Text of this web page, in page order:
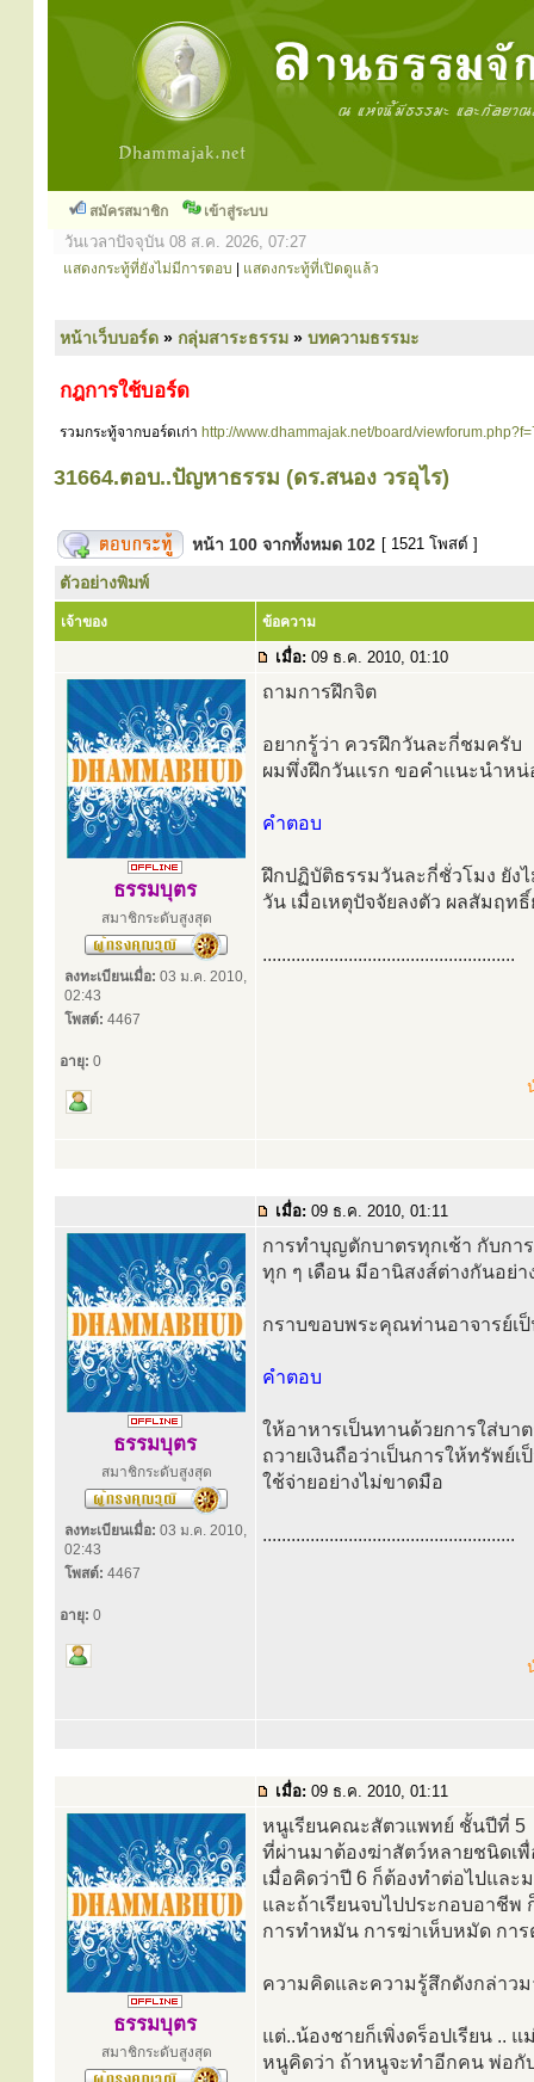
สมัครสมาชิก เข้าสู่ระบบ
วันเวลาปัจจุบัน 08 ส.ค. 2026, 07:27
แสดงกระทู้ที่ยังไม่มีการตอบ แสดงกระทู้ที่เปิดดูแล้ว
หน้าเว็บบอร์ด » กลุ่มสาระธรรม » บทความธรรมะ
กฎการใช้บอร์ด
รวมกระทู้จากบอร์ดเก่า http://www.dhammajak.net/board/
31664.ตอบ..ปัญหาธรรม (ดร.สนอง วรอุไร)
หน้า 100 จากทั้งหมด 102 [ 1521 โพสต์ ]
ตัวอย่างพิมพ์
เจ้าของ ข้อความ
เมื่อ: 09 ธ.ค. 2010, 01:10
ธรรมบุตร
สมาชิกระดับสูงสุด
ลงทะเบียนเมื่อ: 03 ม.ค. 2010,
02:43
โพสต์: 4467
อายุ: 0
ถามการฝึกจิต
อยากรู้ว่า ควรฝึกวันละกี่ชมครับ
ผมพึ่งฝึกวันเเรก ขอคำเเนะนำ
คำตอบ
ฝึกปฏิบัติธรรมวันละกี่ชั่วโมง ยัง
วัน เมื่อเหตุปัจจัยลงตัว ผลสัมฤท
.....................................................
เมื่อ: 09 ธ.ค. 2010, 01:11
ธรรมบุตร
สมาชิกระดับสูงสุด
ลงทะเบียนเมื่อ: 03 ม.ค. 2010,
02:43
โพสต์: 4467
อายุ: 0
การทำบุญตักบาตรทุกเช้า กับกา
ทุก ๆ เดือน มีอานิสงส์ต่างกันอย่า
กราบขอบพระคุณท่านอาจารย์เป็
คำตอบ
ให้อาหารเป็นทานด้วยการใส่บ
ถวายเงินถือว่าเป็นการให้ทรัพย์
ใช้จ่ายอย่างไม่ขาดมือ
.....................................................
เมื่อ: 09 ธ.ค. 2010, 01:11
ธรรมบุตร
สมาชิกระดับสูงสุด
หนูเรียนคณะสัตวแพทย์ ชั้นปีที่ 5
ที่ผ่านมาต้องฆ่าสัตว์หลายชนิดเ
เมื่อคิดว่าปี 6 ก็ต้องทำต่อไปและ
และถ้าเรียนจบไปประกอบอาชีพ
การทำหมัน การฆ่าเห็บหมัด กา
ความคิดและความรู้สึกดังกล่าว
แต่..น้องชายก็เพิ่งดร็อปเรียน ..
หนูคิดว่า ถ้าหนูจะทำอีกคน พ่อกั